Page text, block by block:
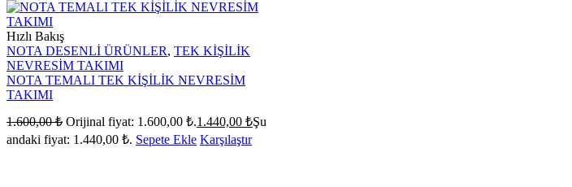
Hızlı Bakış
NOTA DESENLİ ÜRÜNLER, TEK KİŞİLİK
NEVRESİM TAKIMI
NOTA TEMALI TEK KİŞİLİK NEVRESİM
TAKIMI
1.600,00₺ Orijinal fiyat: 1.600,00 ₺.1.440,00 ₺Şu
andaki fiyat: 1.440,00 ₺. Sepete Ekle Karşılaştır